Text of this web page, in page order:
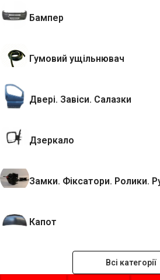
Бампер
Гумовий ущільнювач
Двері. Завіси. Салазки
Дзеркало
Замки. Фіксатори. Ролики.
Капот
Всі категорії